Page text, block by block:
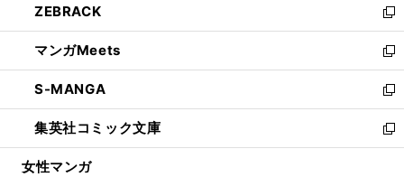
く
で
開
く
ド
ウ
で
開
く
ィ
ン
ド
ウ
で
開
く
い
ウ
ィ
ン
ド
ウ
で
開
ZEBRACK
新
し
い
ウ
ィ
ン
ド
ウ
マンガMeets
新
し
い
ウ
ィ
ン
S-MANGA
新
し
い
ウ
集英社コミック文庫
新
し
女性マンガ